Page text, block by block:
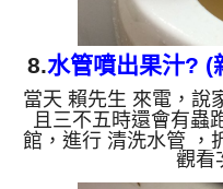
8.水管噴出果汁? (
當天 賴先生 來電，說
且三不五時還會有蟲
館，進行 清洗水管 ，
本公司架起 高周波水
管，等候約15分鐘，
觀看